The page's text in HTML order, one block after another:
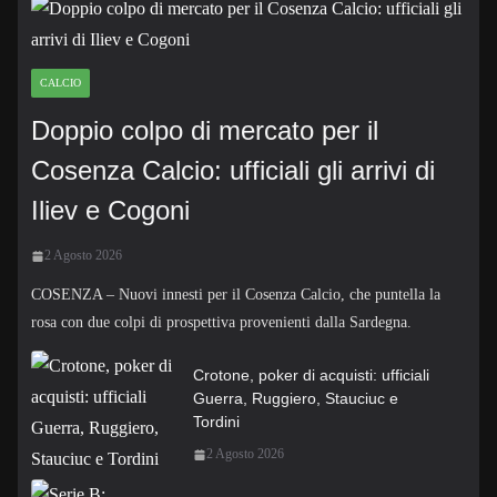
CALCIO
Doppio colpo di mercato per il
Cosenza Calcio: ufficiali gli arrivi di
Iliev e Cogoni
2 Agosto 2026
COSENZA – Nuovi innesti per il Cosenza Calcio, che puntella la
rosa con due colpi di prospettiva provenienti dalla Sardegna.
Crotone, poker di acquisti: ufficiali
Guerra, Ruggiero, Stauciuc e
Tordini
2 Agosto 2026